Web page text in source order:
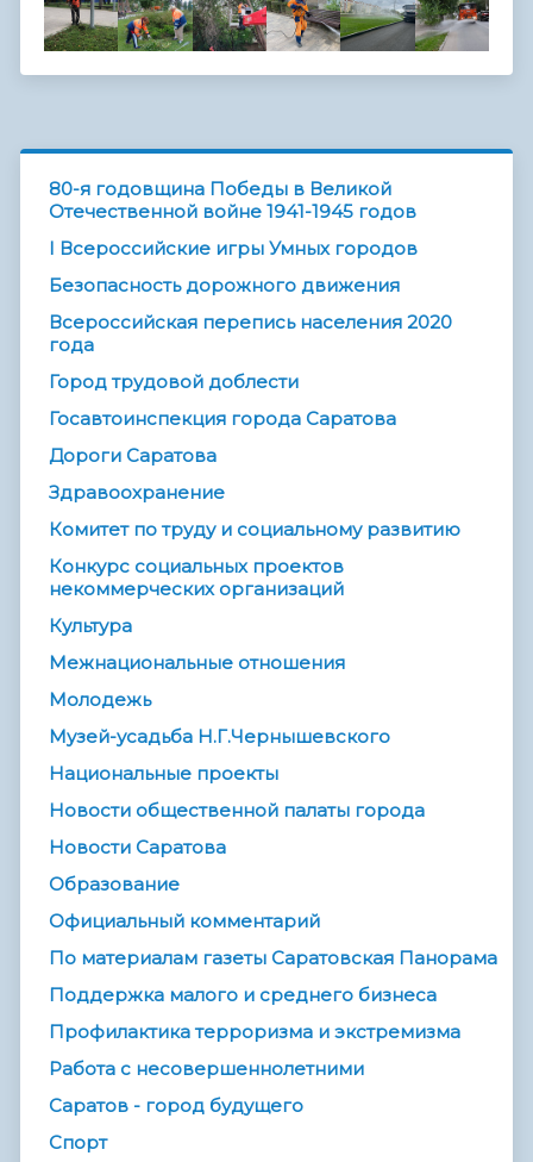
80-я годовщина Победы в Великой
Отечественной войне 1941-1945 годов
I Всероссийские игры Умных городов
Безопасность дорожного движения
Всероссийская перепись населения 2020
года
Город трудовой доблести
Госавтоинспекция города Саратова
Дороги Саратова
Здравоохранение
Комитет по труду и социальному развитию
Конкурс социальных проектов
некоммерческих организаций
Культура
Межнациональные отношения
Молодежь
Музей-усадьба Н.Г.Чернышевского
Национальные проекты
Новости общественной палаты города
Новости Саратова
Образование
Официальный комментарий
По материалам газеты Саратовская Панорама
Поддержка малого и среднего бизнеса
Профилактика терроризма и экстремизма
Работа с несовершеннолетними
Саратов - город будущего
Спорт